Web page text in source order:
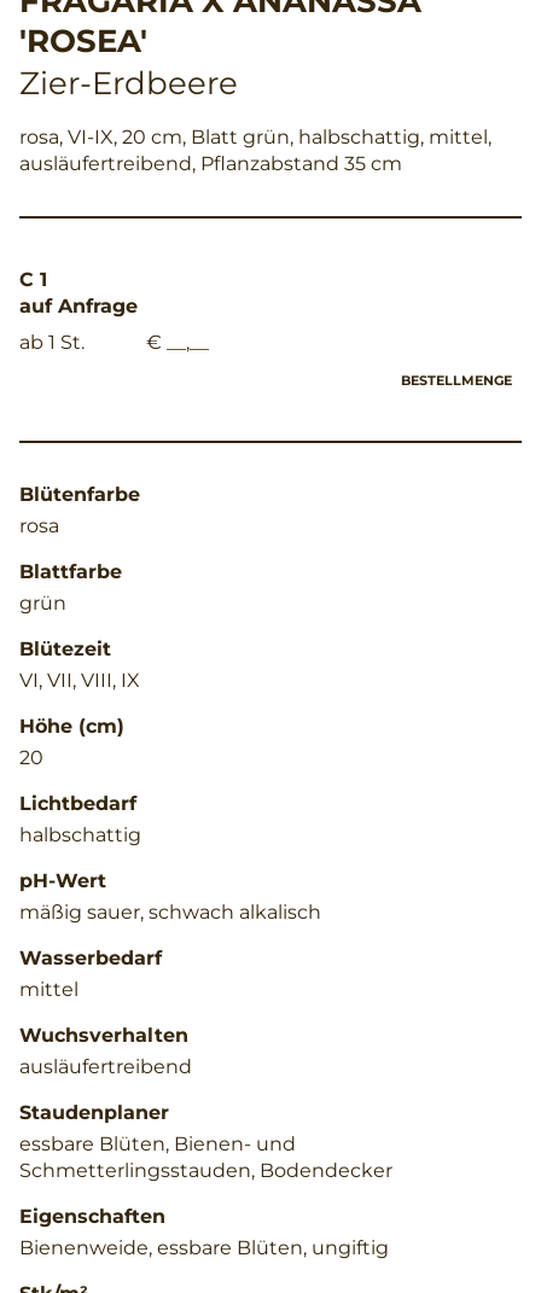
'ROSEA'
Zier-Erdbeere
rosa, VI-IX, 20 cm, Blatt grün, halbschattig, mittel,
ausläufertreibend, Pflanzabstand 35 cm
C 1
auf Anfrage
ab 1 St.
€ __,__
BESTELLMENGE
Blütenfarbe
rosa
Blattfarbe
grün
Blütezeit
VI, VII, VIII, IX
Höhe (cm)
20
Lichtbedarf
halbschattig
pH-Wert
mäßig sauer, schwach alkalisch
Wasserbedarf
mittel
Wuchsverhalten
ausläufertreibend
Staudenplaner
essbare Blüten, Bienen- und
Schmetterlingsstauden, Bodendecker
Eigenschaften
Bienenweide, essbare Blüten, ungiftig